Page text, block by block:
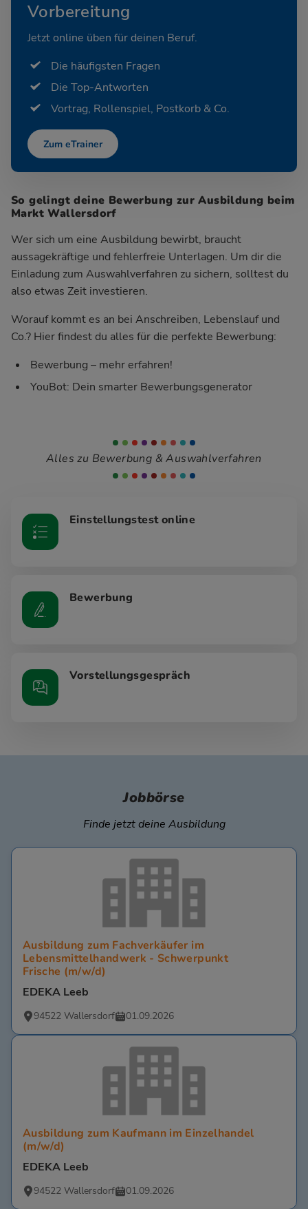
Vorbereitung
Jetzt online üben für deinen Beruf.
Die häufigsten Fragen
Die Top-Antworten
Vortrag, Rollenspiel, Postkorb & Co.
Zum eTrainer
So gelingt deine Bewerbung zur Ausbildung beim
Markt Wallersdorf
Wer sich um eine Ausbildung bewirbt, braucht
aussagekräftige und fehlerfreie Unterlagen. Um dir die
Einladung zum Auswahlverfahren zu sichern, solltest du
also etwas Zeit investieren.
Worauf kommt es an bei Anschreiben, Lebenslauf und
Co.? Hier findest du alles für die perfekte Bewerbung:
Bewerbung – mehr erfahren!
YouBot: Dein smarter Bewerbungsgenerator
Alles zu Bewerbung & Auswahlverfahren
Einstellungstest online
Bewerbung
Vorstellungsgespräch
Jobbörse
Finde jetzt deine Ausbildung
Ausbildung zum Fachverkäufer im
Lebensmittelhandwerk - Schwerpunkt
Frische (m/w/d)
EDEKA Leeb
94522 Wallersdorf 01.09.2026
Ausbildung zum Kaufmann im Einzelhandel
(m/w/d)
EDEKA Leeb
94522 Wallersdorf 01.09.2026